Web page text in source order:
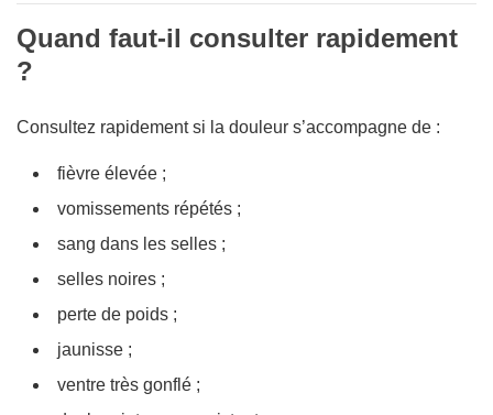
Quand faut-il consulter rapidement
?
Consultez rapidement si la douleur s’accompagne de :
fièvre élevée ;
vomissements répétés ;
sang dans les selles ;
selles noires ;
perte de poids ;
jaunisse ;
ventre très gonflé ;